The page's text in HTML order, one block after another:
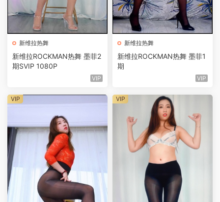
新维拉热舞
新维拉ROCKMAN热舞 墨菲2
期SVIP 1080P
VIP
新维拉热舞
新维拉ROCKMAN热舞 墨菲1
期
VIP
VIP VIP